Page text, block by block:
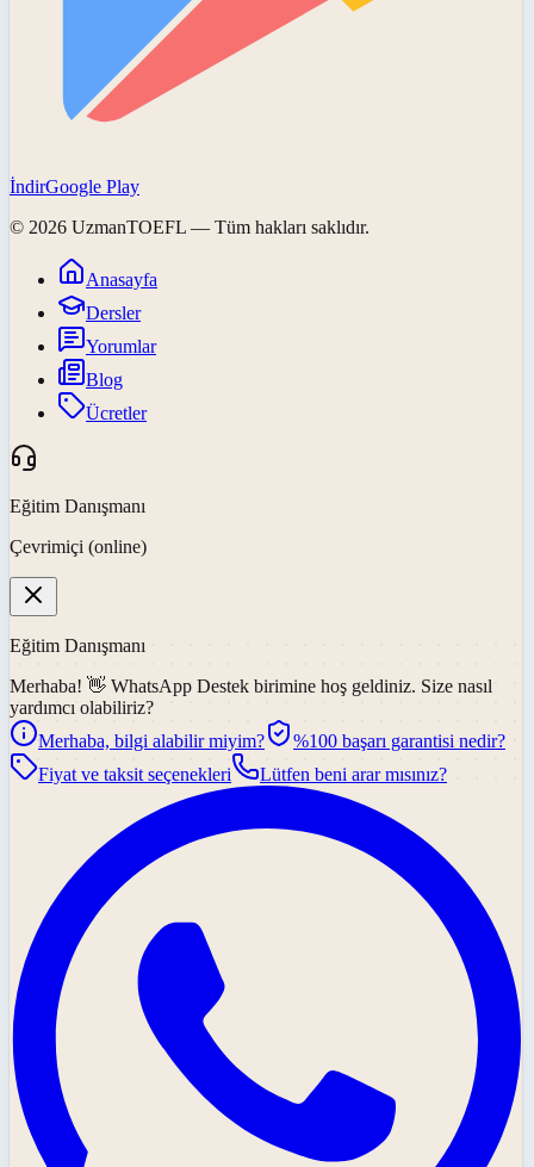
İndirGoogle Play
© 2026 UzmanTOEFL — Tüm hakları saklıdır.
Anasayfa
Dersler
Yorumlar
Blog
Ücretler
Eğitim Danışmanı
Çevrimiçi (online)
Eğitim Danışmanı
Merhaba! 👋 WhatsApp Destek birimine hoş geldiniz. Size nasıl
yardımcı olabiliriz?
Merhaba, bilgi alabilir miyim?
%100 başarı garantisi nedir?
Fiyat ve taksit seçenekleri
Lütfen beni arar mısınız?